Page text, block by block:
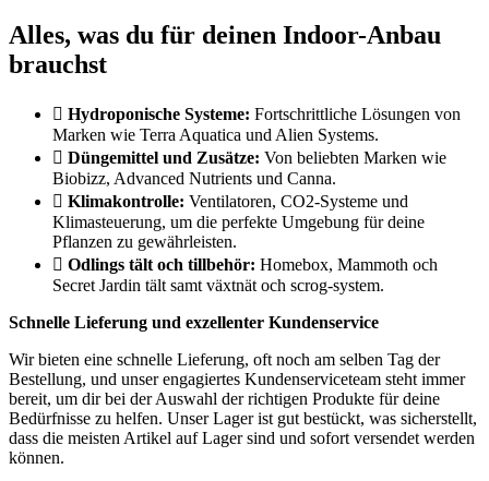
Alles, was du für deinen Indoor-Anbau
brauchst
Hydroponische Systeme: Fortschrittliche Lösungen von
Marken wie Terra Aquatica und Alien Systems.
Düngemittel und Zusätze: Von beliebten Marken wie
Biobizz, Advanced Nutrients und Canna.
Klimakontrolle: Ventilatoren, CO2-Systeme und
Klimasteuerung, um die perfekte Umgebung für deine
Pflanzen zu gewährleisten.
Odlings tält och tillbehör: Homebox, Mammoth och
Secret Jardin tält samt växtnät och scrog-system.
Schnelle Lieferung und exzellenter Kundenservice
Wir bieten eine schnelle Lieferung, oft noch am selben Tag der
Bestellung, und unser engagiertes Kundenserviceteam steht immer
bereit, um dir bei der Auswahl der richtigen Produkte für deine
Bedürfnisse zu helfen. Unser Lager ist gut bestückt, was sicherstellt,
dass die meisten Artikel auf Lager sind und sofort versendet werden
können.